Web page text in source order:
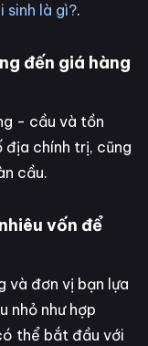
sinh là gì?.
đến giá hàng
- cầu và tồn
chính trị, cũng
cầu.
vốn để
và đơn vị bạn lựa
nhỏ như hợp
thể bắt đầu với